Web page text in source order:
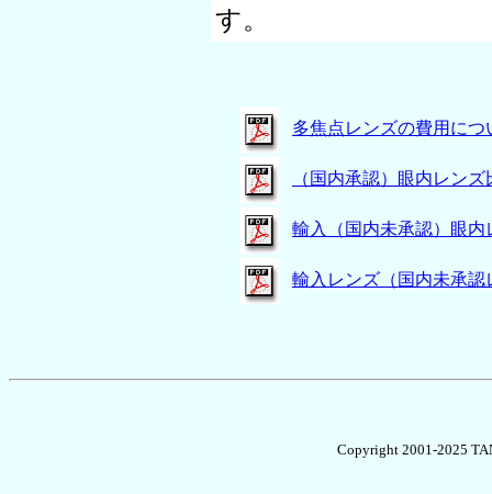
す。
多焦点レンズの費用につ
（国内承認）眼内レンズ
輸入（国内未承認）眼内
輸入レンズ（国内未承
Copyright 2001-2025